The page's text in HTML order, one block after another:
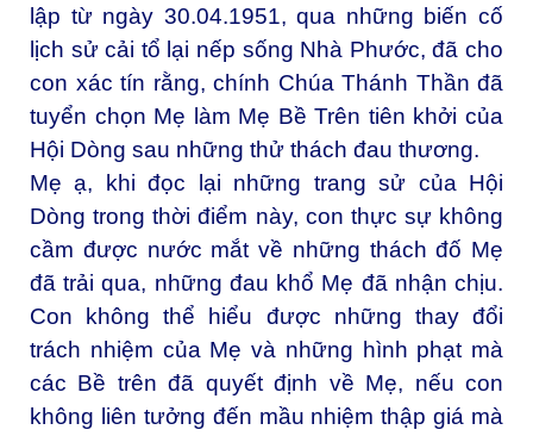
lập từ ngày 30.04.1951, qua những biến cố
lịch sử cải tổ lại nếp sống Nhà Phước, đã cho
con xác tín rằng, chính Chúa Thánh Thần đã
tuyển chọn Mẹ làm Mẹ Bề Trên tiên khởi của
Hội Dòng sau những thử thách đau thương.
Mẹ ạ, khi đọc lại những trang sử của Hội
Dòng trong thời điểm này, con thực sự không
cầm được nước mắt về những thách đố Mẹ
đã trải qua, những đau khổ Mẹ đã nhận chịu.
Con không thể hiểu được những thay đổi
trách nhiệm của Mẹ và những hình phạt mà
các Bề trên đã quyết định về Mẹ, nếu con
không liên tưởng đến mầu nhiệm thập giá mà